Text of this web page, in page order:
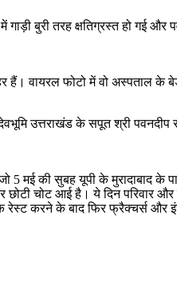
बुरी तरह क्षतिग्रस्त हो गई और
हैं। वायरल फोटो में वो
उत्तराखंड के सपूत श्री
5 मई की सुबह यूपी के मुरादाबाद के
चोट आई है। ये दिन परिवार
करने के बाद फिर फ्रैक्चर्स और